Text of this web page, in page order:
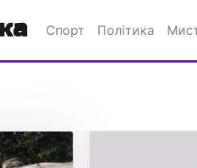
Спорт Політика